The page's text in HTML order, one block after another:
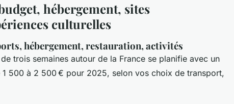
hébergement, sites
culturelles
hébergement, restauration, activités
trois semaines autour de la France se planifie avec un
500 à 2 500 € pour 2025, selon vos choix de transport,